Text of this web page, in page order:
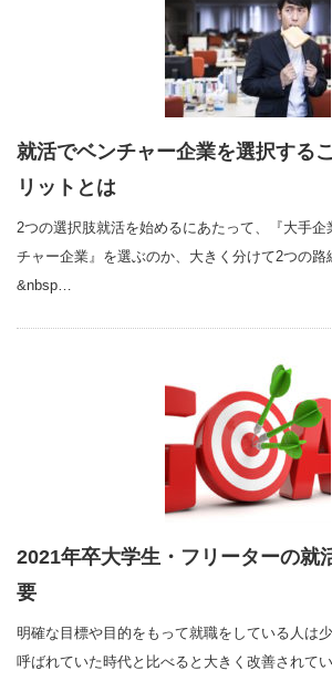
就活でベンチャー企業を選択する
リットとは
2つの選択肢就活を始めるにあたって、『大手企
チャー企業』を選ぶのか、大きく分けて2つの路
&nbsp…
2021年卒大学生・フリーターの就
要
明確な目標や目的をもって就職をしている人は
呼ばれていた時代と比べると大きく改善されて